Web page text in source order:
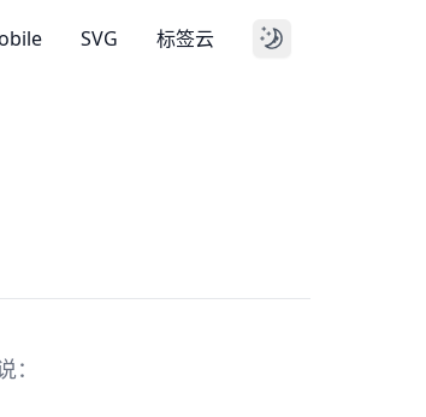
SVG 标签云